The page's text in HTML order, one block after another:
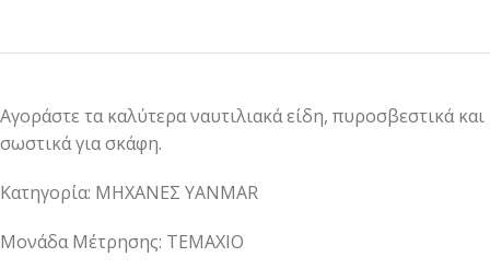
Αγοράστε τα καλύτερα ναυτιλιακά είδη, πυροσβεστικά και
σωστικά για σκάφη.
Κατηγορία: ΜΗΧΑΝΕΣ YANMAR
Μονάδα Μέτρησης: ΤΕΜΑΧΙΟ